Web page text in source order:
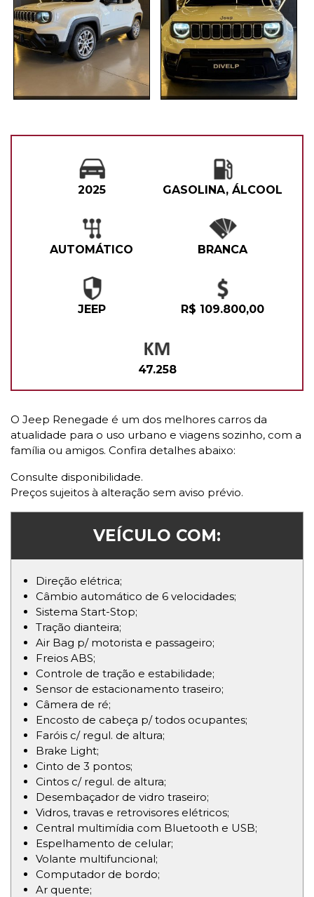
2025 GASOLINA, ÁLCOOL
AUTOMÁTICO BRANCA
JEEP R$ 109.800,00
47.258
O Jeep Renegade é um dos melhores carros da
atualidade para o uso urbano e viagens sozinho, com a
família ou amigos. Confira detalhes abaixo:
Consulte disponibilidade.
Preços sujeitos à alteração sem aviso prévio.
VEÍCULO COM:
Direção elétrica;
Câmbio automático de 6 velocidades;
Sistema Start-Stop;
Tração dianteira;
Air Bag p/ motorista e passageiro;
Freios ABS;
Controle de tração e estabilidade;
Sensor de estacionamento traseiro;
Câmera de ré;
Encosto de cabeça p/ todos ocupantes;
Faróis c/ regul. de altura;
Brake Light;
Cinto de 3 pontos;
Cintos c/ regul. de altura;
Desembaçador de vidro traseiro;
Vidros, travas e retrovisores elétricos;
Central multimídia com Bluetooth e USB;
Espelhamento de celular;
Volante multifuncional;
Computador de bordo;
Ar quente;